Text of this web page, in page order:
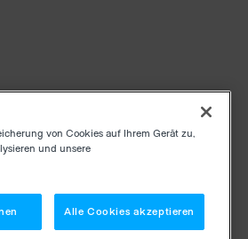
von Cookies auf Ihrem Gerät zu,
und unsere
Alle Cookies akzeptieren